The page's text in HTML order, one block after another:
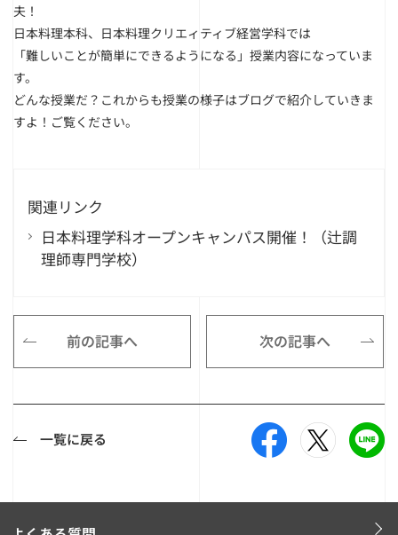
夫！
日本料理本科、日本料理クリエィティブ経営学科では
「難しいことが簡単にできるようになる」授業内容になっていま
す。
どんな授業だ？これからも授業の様子はブログで紹介していきま
すよ！ご覧ください。
関連リンク
日本料理学科オープンキャンパス開催！（辻調
理師専門学校）
前の記事へ 次の記事へ
一覧に戻る